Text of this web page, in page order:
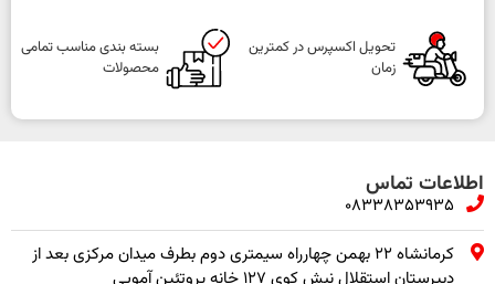
تحویل اکسپرس در کمترین
زمان
بسته بندی مناسب تمامی
محصولات
اطلاعات تماس
08338353935
کرمانشاه ۲۲ بهمن چهارراه سیمتری دوم بطرف میدان مرکزی بعد از
دبیرستان استقلال نبش کوی ۱۲۷ خانه پروتئین آمویی